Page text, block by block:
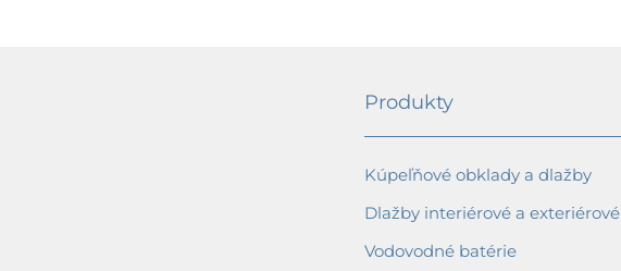
Produkty
Kúpeľňové obklady a dlažby
Dlažby interiérové a exteriérové
Vodovodné batérie